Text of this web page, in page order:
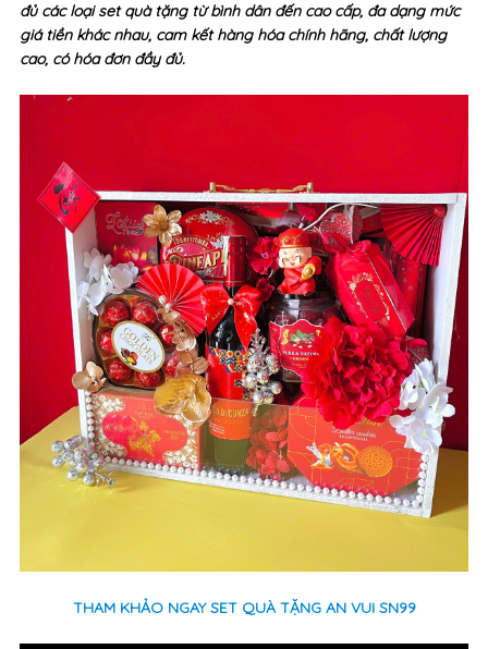
đủ các loại set quà tặng từ bình dân đến cao cấp, đa dạng mức
giá tiền khác nhau, cam kết hàng hóa chính hãng, chất lượng
cao, có hóa đơn đầy đủ.
THAM KHẢO NGAY SET QUÀ TẶNG AN VUI SN99